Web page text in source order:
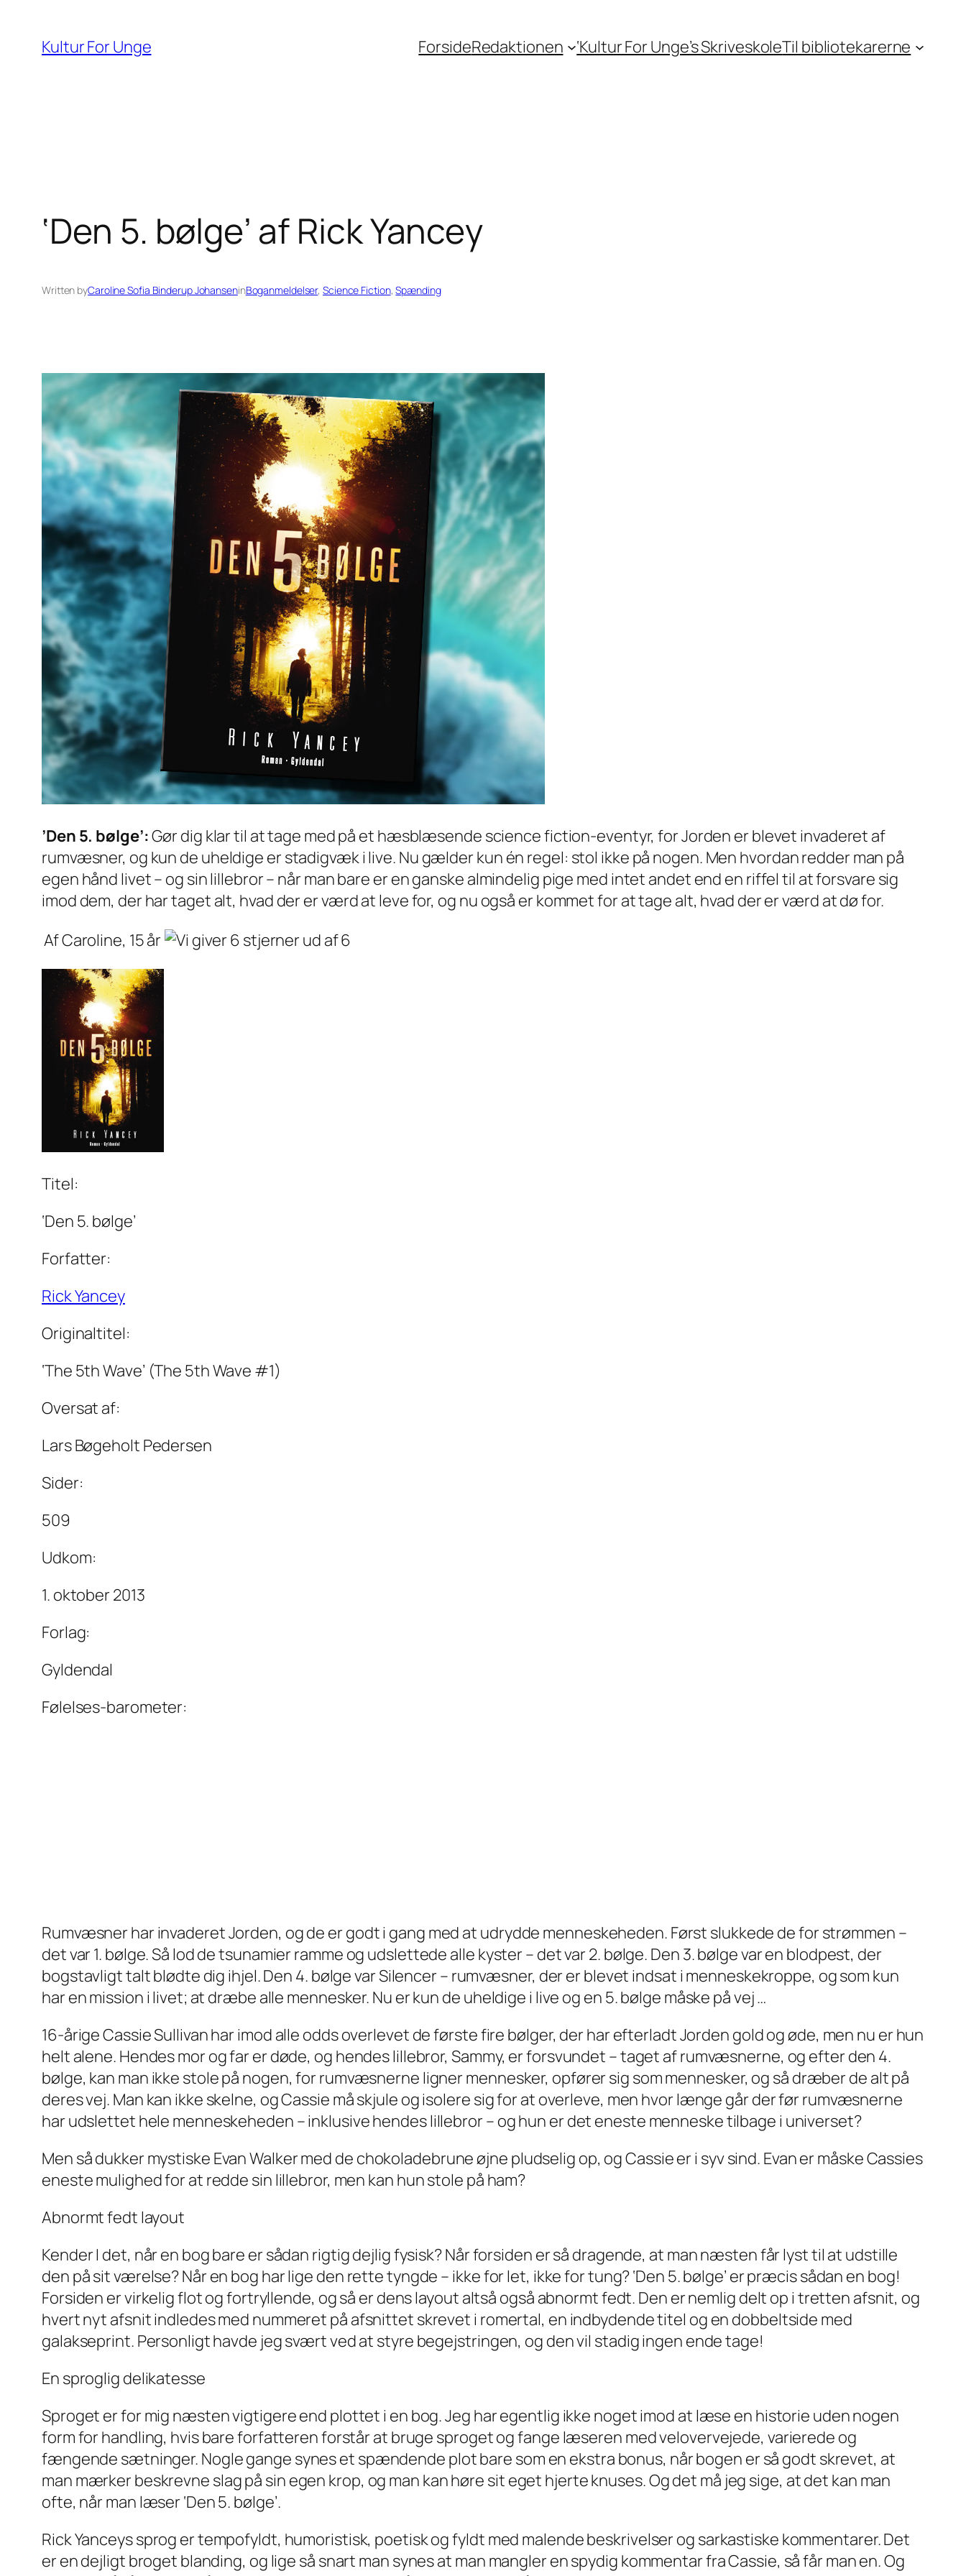
indhold
Kultur For Unge ForsideRedaktionen ‘Kultur For Unge’s SkriveskoleTil bibliotekarerne
‘Den 5. bølge’ af Rick Yancey
Written byCaroline Sofia Binderup JohanseninBoganmeldelser, Science Fiction, Spænding
’Den 5. bølge’:Gør dig klar til at tage med på et hæsblæsende science fiction-eventyr, for Jorden er blevet invaderet af
rumvæsner, og kun de uheldige er stadigvæk i live. Nu gælder kun én regel: stol ikke på nogen. Men hvordan redder man på
egen hånd livet – og sin lillebror – når man bare er en ganske almindelig pige med intet andet end en riffel til at forsvare sig
imod dem, der har taget alt, hvad der er værd at leve for, og nu også er kommet for at tage alt, hvad der er værd at dø for.
Af Caroline, 15 år
Titel:
‘Den 5. bølge’
Forfatter:
Rick Yancey
Originaltitel:
‘The 5th Wave’ (The 5th Wave #1)
Oversat af:
Lars Bøgeholt Pedersen
Sider:
509
Udkom:
1. oktober 2013
Forlag:
Gyldendal
Følelses-barometer:
Rumvæsner har invaderet Jorden, og de er godt i gang med at udrydde menneskeheden. Først slukkede de for strømmen –
det var 1. bølge. Så lod de tsunamier ramme og udslettede alle kyster – det var 2. bølge. Den 3. bølge var en blodpest, der
bogstavligt talt blødte dig ihjel. Den 4. bølge var Silencer – rumvæsner, der er blevet indsat i menneskekroppe, og som kun
har en mission i livet; at dræbe alle mennesker. Nu er kun de uheldige i live og en 5. bølge måske på vej …
16-årige Cassie Sullivan har imod alle odds overlevet de første fire bølger, der har efterladt Jorden gold og øde, men nu er hun
helt alene. Hendes mor og far er døde, og hendes lillebror, Sammy, er forsvundet – taget af rumvæsnerne, og efter den 4.
bølge, kan man ikke stole på nogen, for rumvæsnerne ligner mennesker, opfører sig som mennesker, og så dræber de alt på
deres vej. Man kan ikke skelne, og Cassie må skjule og isolere sig for at overleve, men hvor længe går der før rumvæsnerne
har udslettet hele menneskeheden – inklusive hendes lillebror – og hun er det eneste menneske tilbage i universet?
Men så dukker mystiske Evan Walker med de chokoladebrune øjne pludselig op, og Cassie er i syv sind. Evan er måske Cassies
eneste mulighed for at redde sin lillebror, men kan hun stole på ham?
Abnormt fedt layout
Kender I det, når en bog bare er sådan rigtig dejlig fysisk? Når forsiden er så dragende, at man næsten får lyst til at udstille
den på sit værelse? Når en bog har lige den rette tyngde – ikke for let, ikke for tung? ‘Den 5. bølge’ er præcis sådan en bog!
Forsiden er virkelig flot og fortryllende, og så er dens layout altså også abnormt fedt. Den er nemlig delt op i tretten afsnit, og
hvert nyt afsnit indledes med nummeret på afsnittet skrevet i romertal, en indbydende titel og en dobbeltside med
galakseprint. Personligt havde jeg svært ved at styre begejstringen, og den vil stadig ingen ende tage!
En sproglig delikatesse
Sproget er for mig næsten vigtigere end plottet i en bog. Jeg har egentlig ikke noget imod at læse en historie uden nogen
form for handling, hvis bare forfatteren forstår at bruge sproget og fange læseren med velovervejede, varierede og
fængende sætninger. Nogle gange synes et spændende plot bare som en ekstra bonus, når bogen er så godt skrevet, at
man mærker beskrevne slag på sin egen krop, og man kan høre sit eget hjerte knuses. Og det må jeg sige, at det kan man
ofte, når man læser ‘Den 5. bølge’.
Rick Yanceys sprog er tempofyldt, humoristisk, poetisk og fyldt med malende beskrivelser og sarkastiske kommentarer. Det
er en dejligt broget blanding, og lige så snart man synes at man mangler en spydig kommentar fra Cassie, så får man en. Og